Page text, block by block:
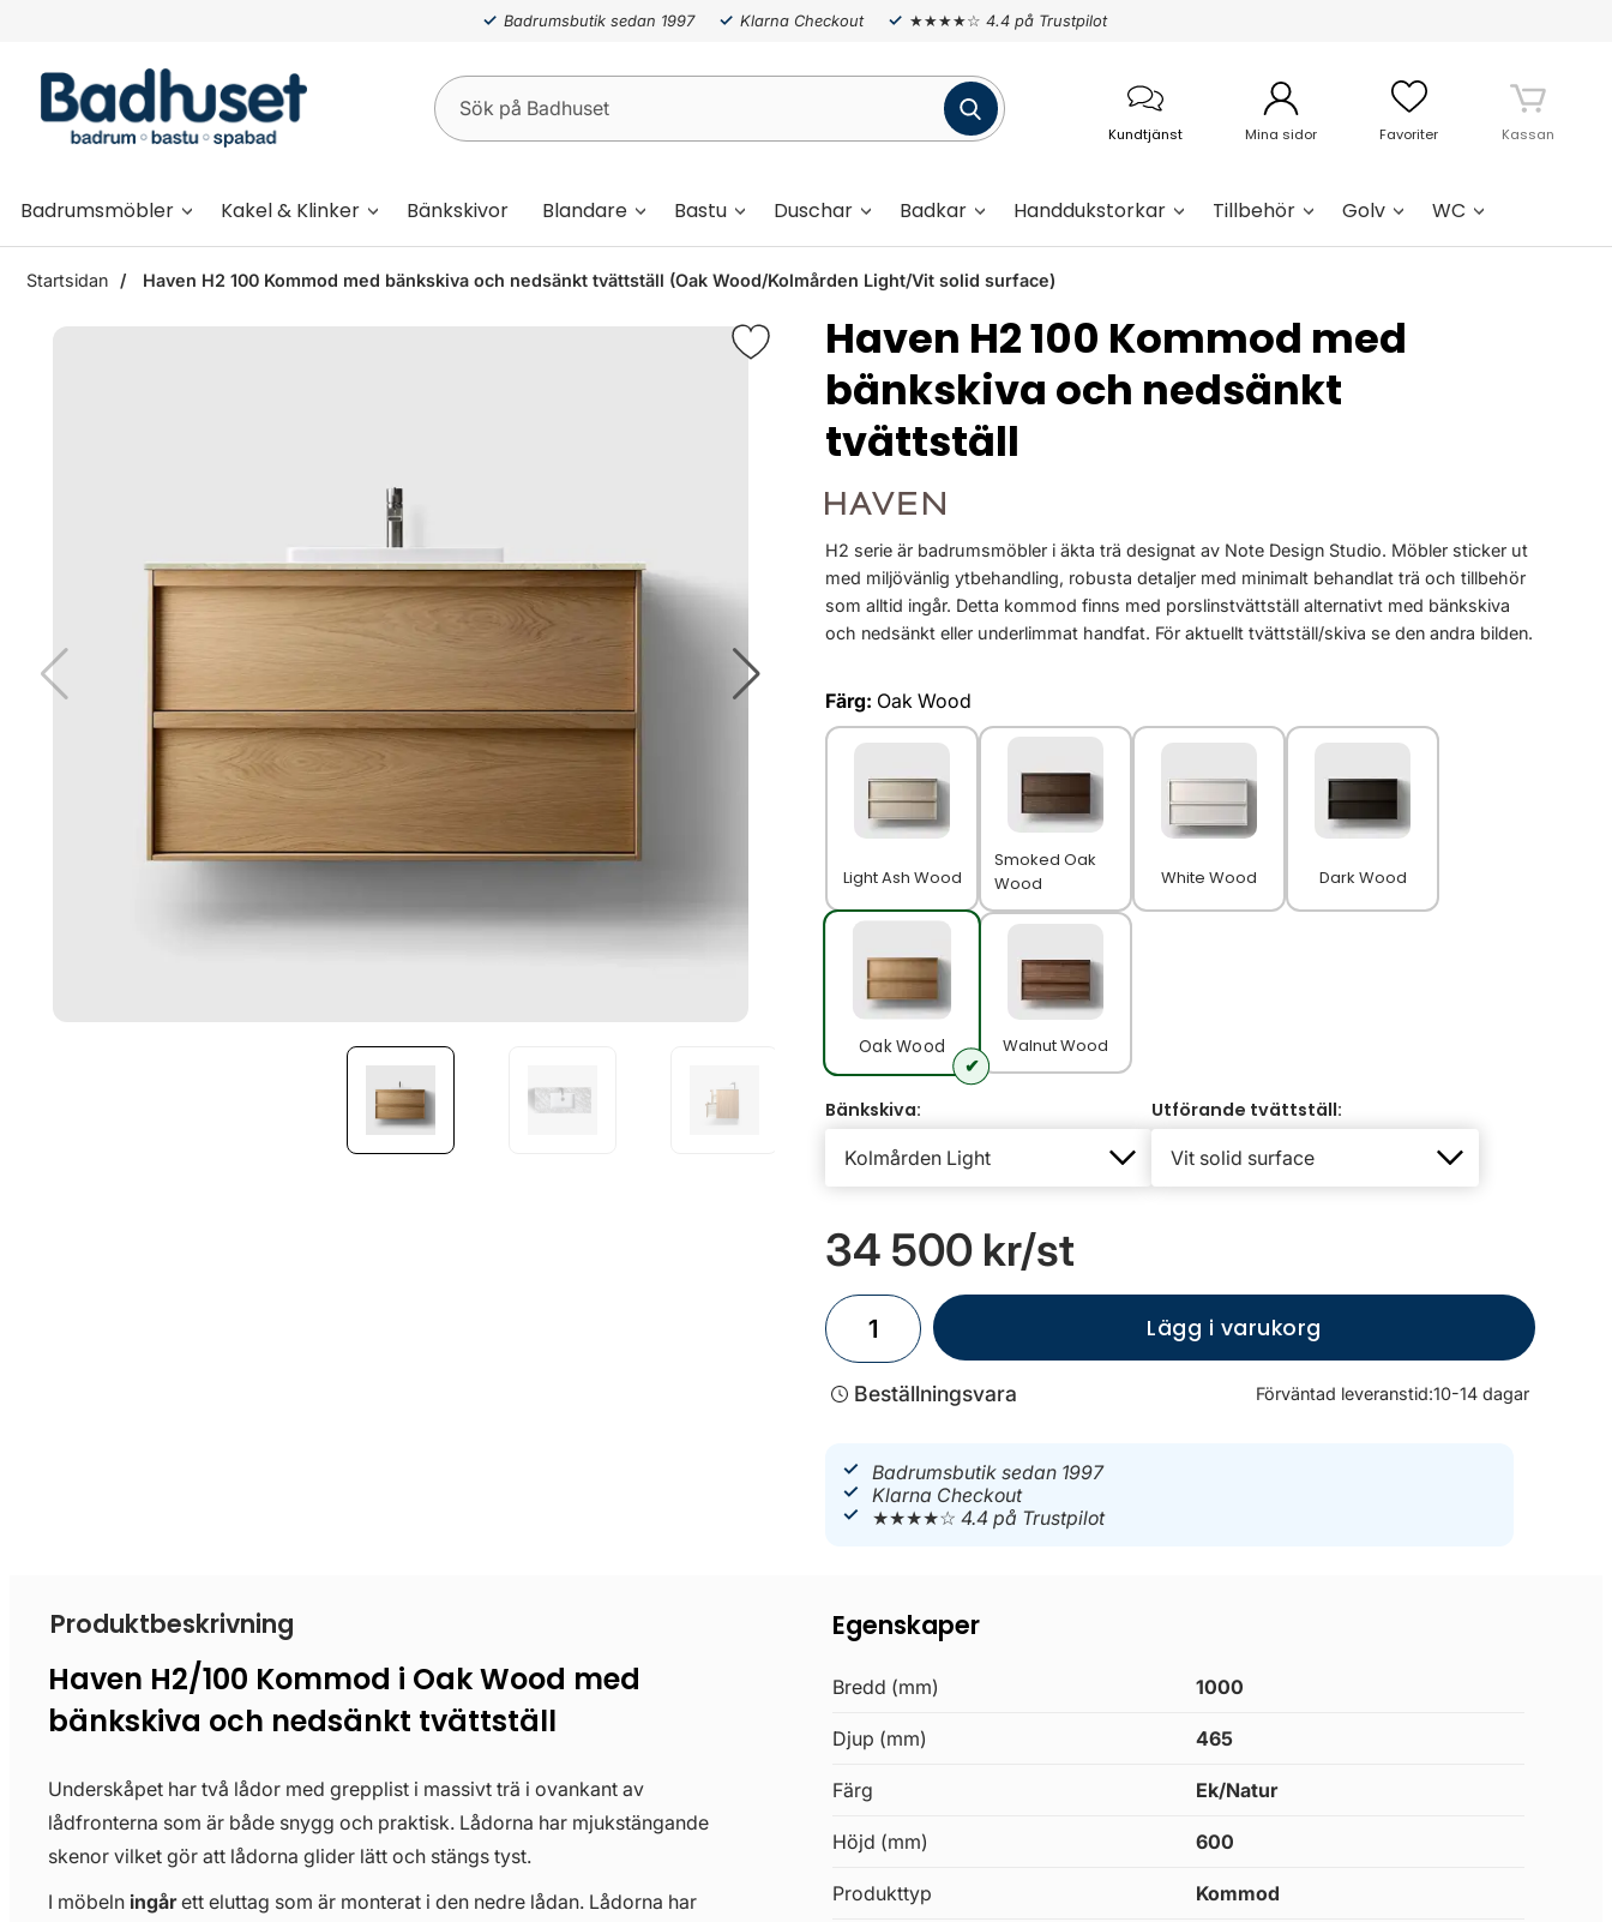
Badrumsbutik sedan 1997 Klarna Checkout ★★★★☆ 4.4 på Trustpilot
Kundtjänst Mina sidor Favoriter Kassan
Badrumsmöbler Kakel & Klinker Bänkskivor Blandare Bastu Duschar Badkar Handdukstorkar Tillbehör Golv WC
Startsidan Haven H2 100 Kommod med bänkskiva och nedsänkt tvättställ (Oak Wood/Kolmården Light/Vit solid surface)
Haven H2 100 Kommod med
bänkskiva och nedsänkt
tvättställ
H2 serie är badrumsmöbler i äkta trä designat av Note Design Studio. Möbler sticker ut
med miljövänlig ytbehandling, robusta detaljer med minimalt behandlat trä och tillbehör
som alltid ingår. Detta kommod finns med porslinstvättställ alternativt med bänkskiva
och nedsänkt eller underlimmat handfat. För aktuellt tvättställ/skiva se den andra bilden.
Färg: Oak Wood
Light Ash Wood
Smoked Oak
Wood
White Wood Dark Wood
Oak Wood Walnut Wood
Bänkskiva: Utförande tvättställ:
34 500 kr/st
Lägg i varukorg
Beställningsvara Förväntad leveranstid:10-14 dagar
Badrumsbutik sedan 1997
Klarna Checkout
★★★★☆4.4 på Trustpilot
Produktbeskrivning
Haven H2/100 Kommod i Oak Wood med
bänkskiva och nedsänkt tvättställ
Underskåpet har två lådor med grepplist i massivt trä i ovankant av
lådfronterna som är både snygg och praktisk. Lådorna har mjukstängande
skenor vilket gör att lådorna glider lätt och stängs tyst.
I möbeln ingårett eluttag som är monterat i den nedre lådan. Lådorna har
Egenskaper
Bredd (mm) 1000
Djup (mm) 465
Färg Ek/Natur
Höjd (mm) 600
Produkttyp Kommod